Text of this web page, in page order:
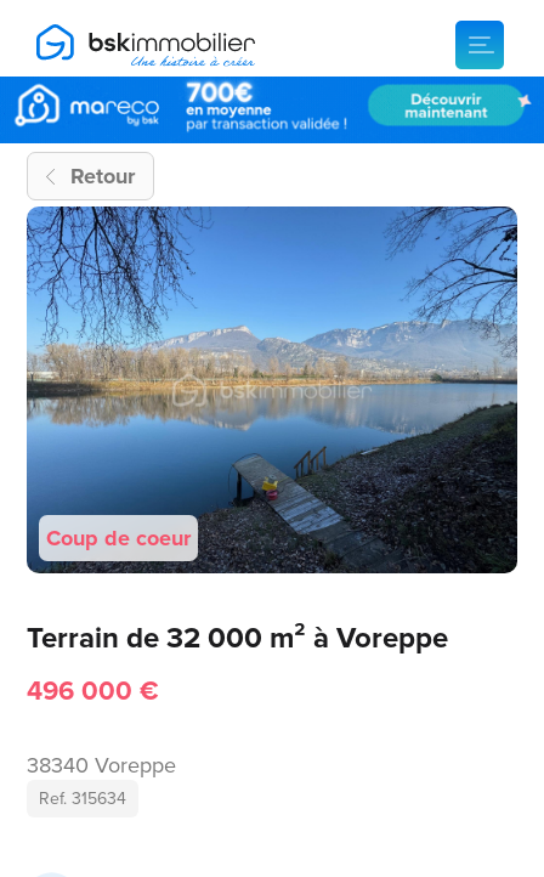
Retour
Coup de coeur
Terrain de 32 000 m² à Voreppe
496 000 €
38340 Voreppe
Ref. 315634